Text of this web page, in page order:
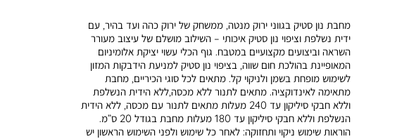
מחבת נון סטיק בגווני ירוק מנטה, ממשחק של ירוק כהה ועד בהיר, עם
ידית נשלפת וציפוי נון סטיק איכותי – השילוב מושלם של עיצוב מעורר
השראה וביצועים מקצועיים במטבח. גוף הכלי עשוי יציקת אלומיניום
המאופיינת בהולכת חום שווה, בציפוי נון סטיק למניעת הידבקות המזון
לשימוש מופחת בשמן ולניקוי קל. מתאים לכל סוגי הכיריים, מחבת
מתאימה לאינדוקציה. מתאים לתנור ללא מכסה,ללא הידית הנשלפת
וללא חבקי סיליקון עד 240 מעלות מתאים לתנור עם מכסה, ללא הידית
הנשלפת וללא חבקי סיליקון עד 180 מעלות מחבת בגודל 20 ס”מ.
הוראות שימוש ניקוי ותחזוקה: לאחר כל שימוש ולפני השימוש הראשון יש